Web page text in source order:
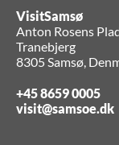
VisitSamsø
Anton Rosens
Tranebjerg
8305 Samsø,
+45 8659 0005
visit@samsoe.dk